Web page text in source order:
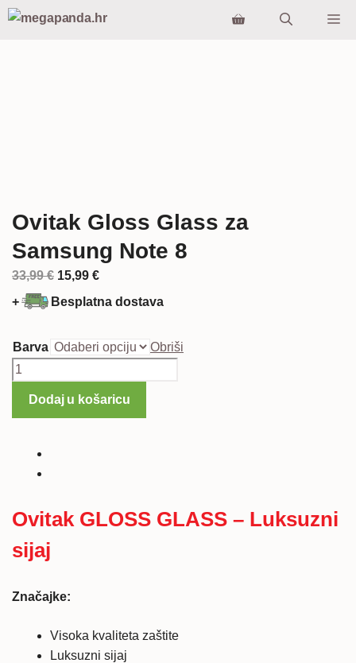
Preskoči
Ovitak Gloss Glass za
Samsung Note 8
33,99€ Izvorna
cijena
33,99 €.
15,99 €Trenutna
cijena
+ Besplatna dostava
Barva
Obriši
Ovitak
Glass
Dodaj u košaricu
Ovitak GLOSS GLASS – Luksuzni
sijaj
Značajke:
Visoka kvaliteta zaštite
Luksuzni sijaj